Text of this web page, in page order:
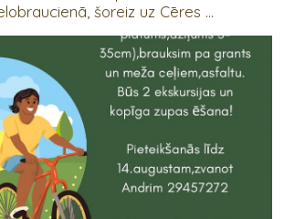
šoreiz uz Cēres ...